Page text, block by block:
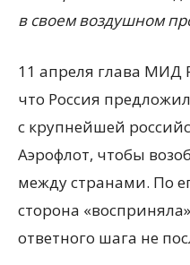
в своем воздушном
11 апреля глава МИД
что Россия
с крупнейшей
Аэрофлот, чтобы
между странами. По
сторона «
ответного шага не